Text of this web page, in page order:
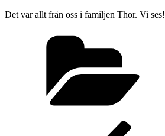
Det var allt från oss i familjen Thor. Vi ses!
Inläggsnavigering